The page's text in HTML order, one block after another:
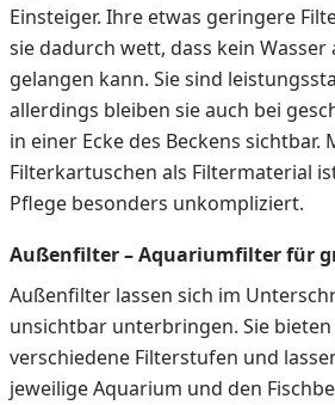
Einsteiger. Ihre etwas geringere
sie dadurch wett, dass kein Wasser
gelangen kann. Sie sind
allerdings bleiben sie auch bei
in einer Ecke des Beckens
Filterkartuschen als Filtermaterial
Pflege besonders unkompliziert.
Außenfilter – Aquariumfilter für
Außenfilter lassen sich im
unsichtbar unterbringen. Sie
verschiedene Filterstufen und
jeweilige Aquarium und den